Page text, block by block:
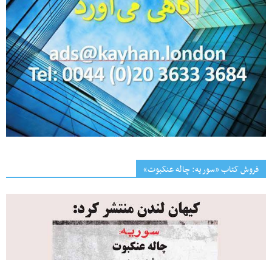
فروش کتاب «سوریه: چاله عنکبوت»